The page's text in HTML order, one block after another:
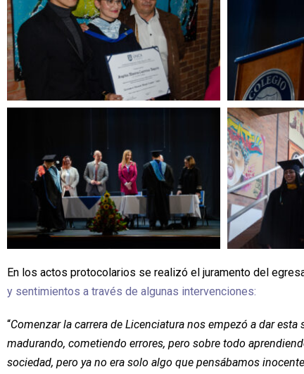
En los actos protocolarios se realizó el juramento del
y sentimientos a través de algunas intervenciones:
“Comenzar la carrera de Licenciatura nos empezó a dar
madurando, cometiendo errores, pero sobre todo
sociedad, pero ya no era solo algo que pensábamos